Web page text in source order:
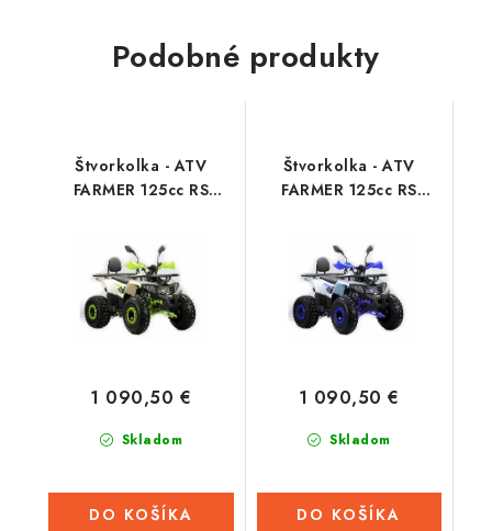
Podobné produkty
Štvorkolka - ATV
FARMER 125cc RS
Skladom
1 090,50 €
DO KOŠÍKA
Štvorkolka - ATV
FARMER 125cc RS
Skladom
1 090,50 €
DO KOŠÍKA